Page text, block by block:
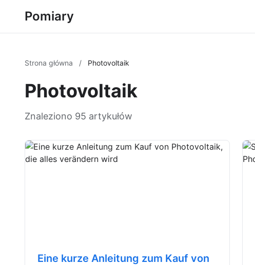
Pomiary
Strona główna / Photovoltaik
Photovoltaik
Znaleziono 95 artykułów
Eine kurze Anleitung zum Kauf von